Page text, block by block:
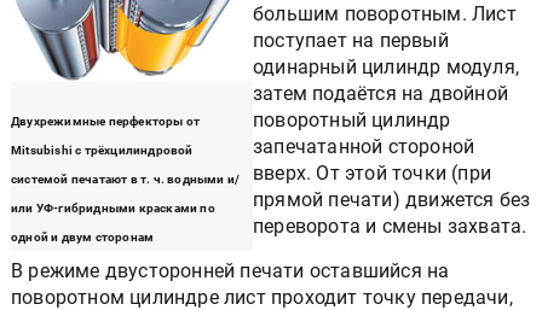
Двухрежимные перфекторы от
Mitsubishi с трёхцилиндровой
системой печатают в т. ч. водными и/
или УФ-гибридными красками по
одной и двум сторонам
большим поворотным. Лист
поступает на первый
одинарный цилиндр модуля,
затем подаётся на двойной
поворотный цилиндр
запечатанной стороной
вверх. От этой точки (при
прямой печати) движется без
переворота и смены захвата.
В режиме двусторонней печати оставшийся на
поворотном цилиндре лист проходит точку передачи,